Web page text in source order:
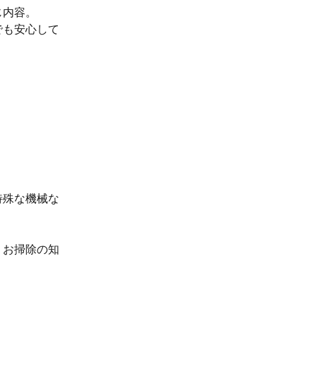
容。
安心して
な機械な
掃除の知